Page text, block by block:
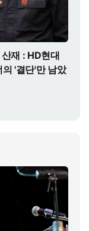
재 : HD현대
'결단'만 남았